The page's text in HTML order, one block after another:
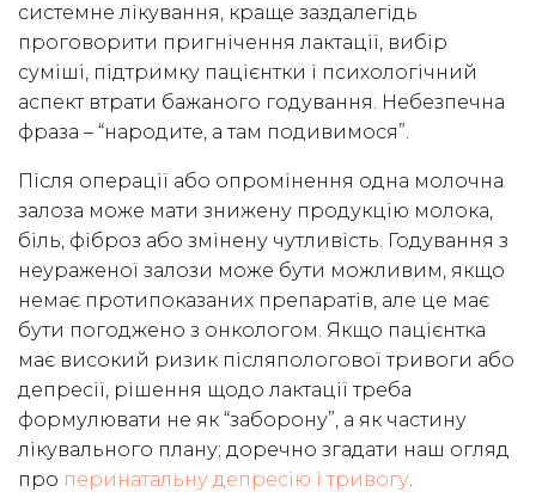
системне лікування, краще заздалегідь
проговорити пригнічення лактації, вибір
суміші, підтримку пацієнтки і психологічний
аспект втрати бажаного годування. Небезпечна
фраза – “народите, а там подивимося”.
Після операції або опромінення одна молочна
залоза може мати знижену продукцію молока,
біль, фіброз або змінену чутливість. Годування з
неураженої залози може бути можливим, якщо
немає протипоказаних препаратів, але це має
бути погоджено з онкологом. Якщо пацієнтка
має високий ризик післяпологової тривоги або
депресії, рішення щодо лактації треба
формулювати не як “заборону”, а як частину
лікувального плану; доречно згадати наш огляд
про перинатальну депресію і тривогу.